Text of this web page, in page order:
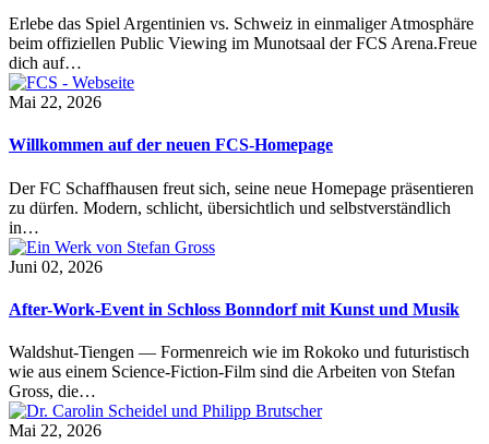
Erlebe das Spiel Argentinien vs. Schweiz in einmaliger Atmosphäre
beim offiziellen Public Viewing im Munotsaal der FCS Arena.Freue
dich auf…
Mai 22, 2026
Willkommen auf der neuen FCS-Homepage
Der FC Schaffhausen freut sich, seine neue Homepage präsentieren
zu dürfen. Modern, schlicht, übersichtlich und selbstverständlich
in…
Juni 02, 2026
After-Work-Event in Schloss Bonndorf mit Kunst und Musik
Waldshut-Tiengen — Formenreich wie im Rokoko und futuristisch
wie aus einem Science-Fiction-Film sind die Arbeiten von Stefan
Gross, die…
Mai 22, 2026